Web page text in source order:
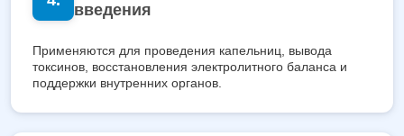
введения
Применяются для проведения капельниц, вывода
токсинов, восстановления электролитного баланса и
поддержки внутренних органов.